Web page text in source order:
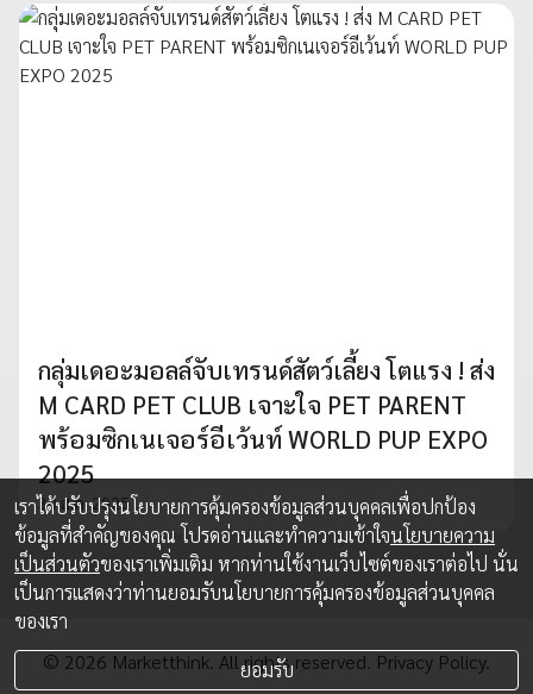
กลุ่มเดอะมอลล์จับเทรนด์สัตว์เลี้ยง โตแรง ! ส่ง
M CARD PET CLUB เจาะใจ PET PARENT
พร้อมซิกเนเจอร์อีเว้นท์ WORLD PUP EXPO
2025
30 ส.ค. 2025
© 2026 Marketthink. All rights reserved. Privacy Policy.
เราได้ปรับปรุงนโยบายการคุ้มครองข้อมูลส่วนบุคคลเพื่อปกป้อง
ข้อมูลที่สำคัญของคุณ โปรดอ่านและทำความเข้าใจนโยบายความ
เป็นส่วนตัวของเราเพิ่มเติม หากท่านใช้งานเว็บไซต์ของเราต่อไป นั่น
เป็นการแสดงว่าท่านยอมรับนโยบายการคุ้มครองข้อมูลส่วนบุคคล
ของเรา
ยอมรับ